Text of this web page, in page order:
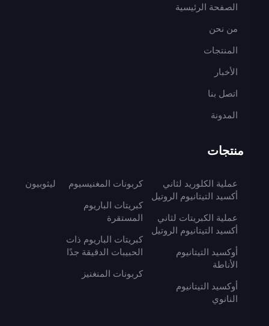
الصفحة الرئيسية
من نحن
المنتجات
الأخبار
اتصل بنا
المدونة
منتجات
عملية الكلوريد لثاني
أكسيد التيتانيوم الروتيل
عملية الكبريتات لثاني
أكسيد التيتانيوم الروتيل
أوكسيد التيتانيوم
الأناطة
أوكسيد التيتانيوم
النانوي
كربونات المغنيسيوم
كبريتات الباريوم
المستقرة
كبريتات الباريوم ذات
الحبيبات الدقيقة جدًا
كربونات المنغنيز
ليثوبيون